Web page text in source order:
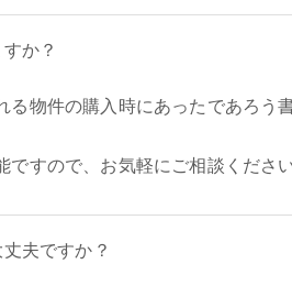
か？
る物件の購入時にあったであろ
すので、お気軽にご相談ください
夫ですか？